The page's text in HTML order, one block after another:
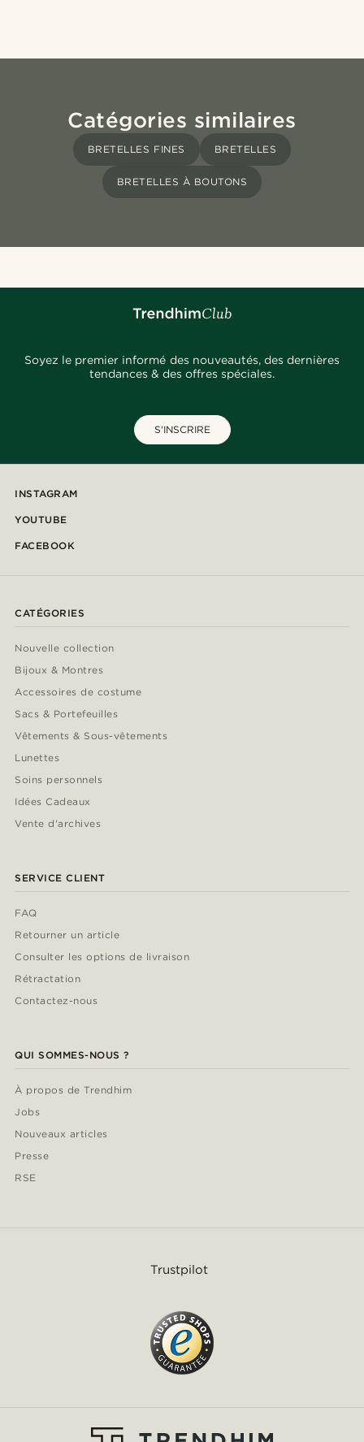
Catégories similaires
BRETELLES FINES BRETELLES
BRETELLES À BOUTONS
Soyez le premier informé des nouveautés, des dernières
tendances & des offres spéciales.
S'INSCRIRE
INSTAGRAM
YOUTUBE
FACEBOOK
CATÉGORIES
Nouvelle collection
Bijoux & Montres
Accessoires de costume
Sacs & Portefeuilles
Vêtements & Sous-vêtements
Lunettes
Soins personnels
Idées Cadeaux
Vente d'archives
SERVICE CLIENT
FAQ
Retourner un article
Consulter les options de livraison
Rétractation
Contactez-nous
QUI SOMMES-NOUS ?
À propos de Trendhim
Jobs
Nouveaux articles
Presse
RSE
Trustpilot